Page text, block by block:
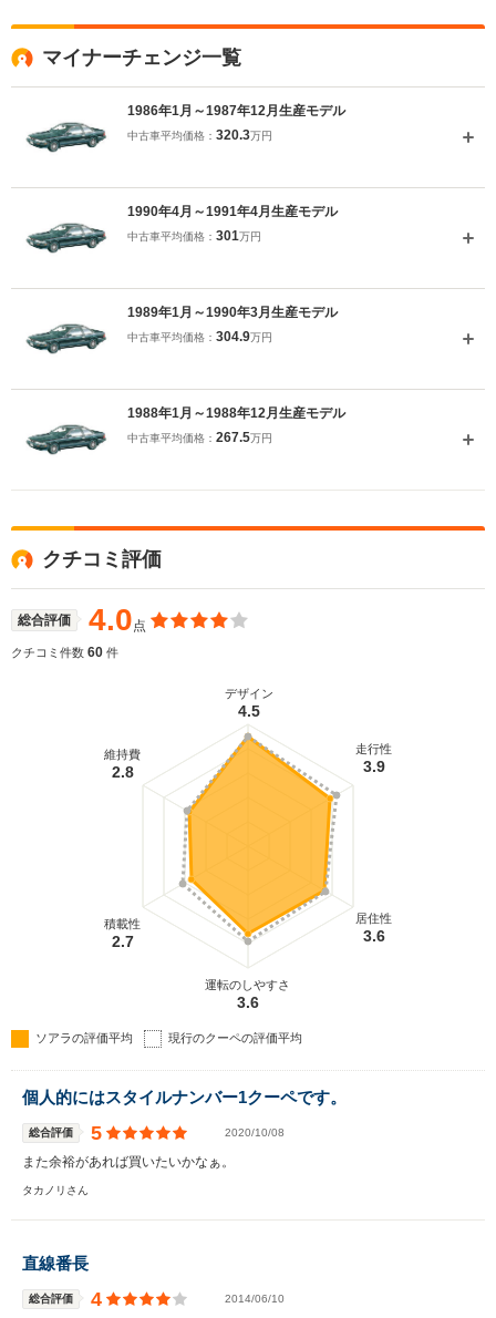
マイナーチェンジ一覧
1986年1月～1987年12月生産モデル
中古車平均価格： 320.3万円
1990年4月～1991年4月生産モデル
中古車平均価格： 301万円
1989年1月～1990年3月生産モデル
中古車平均価格： 304.9万円
1988年1月～1988年12月生産モデル
中古車平均価格： 267.5万円
クチコミ評価
総合評価 4.0点
クチコミ件数 60 件
デザイン
4.5
走行性
3.9
居住性
3.6
運転のしやすさ
3.6
積載性
2.7
維持費
2.8
ソアラの評価平均 現行のクーペの評価平均
個人的にはスタイルナンバー1クーペです。
総合評価 5 2020/10/08
また余裕があれば買いたいかなぁ。
タカノリさん
直線番長
総合評価 4 2014/06/10